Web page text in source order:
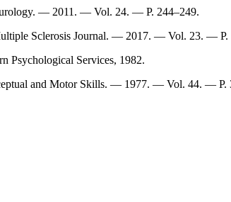
— 2011. — Vol. 24. — P. 244–249.
Sclerosis Journal. — 2017. — Vol. 23. — P.
Psychological Services, 1982.
and Motor Skills. — 1977. — Vol. 44. — P.